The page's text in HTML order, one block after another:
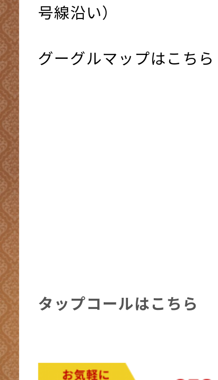
号線沿い）
グーグルマップはこちら
タップコールはこちら